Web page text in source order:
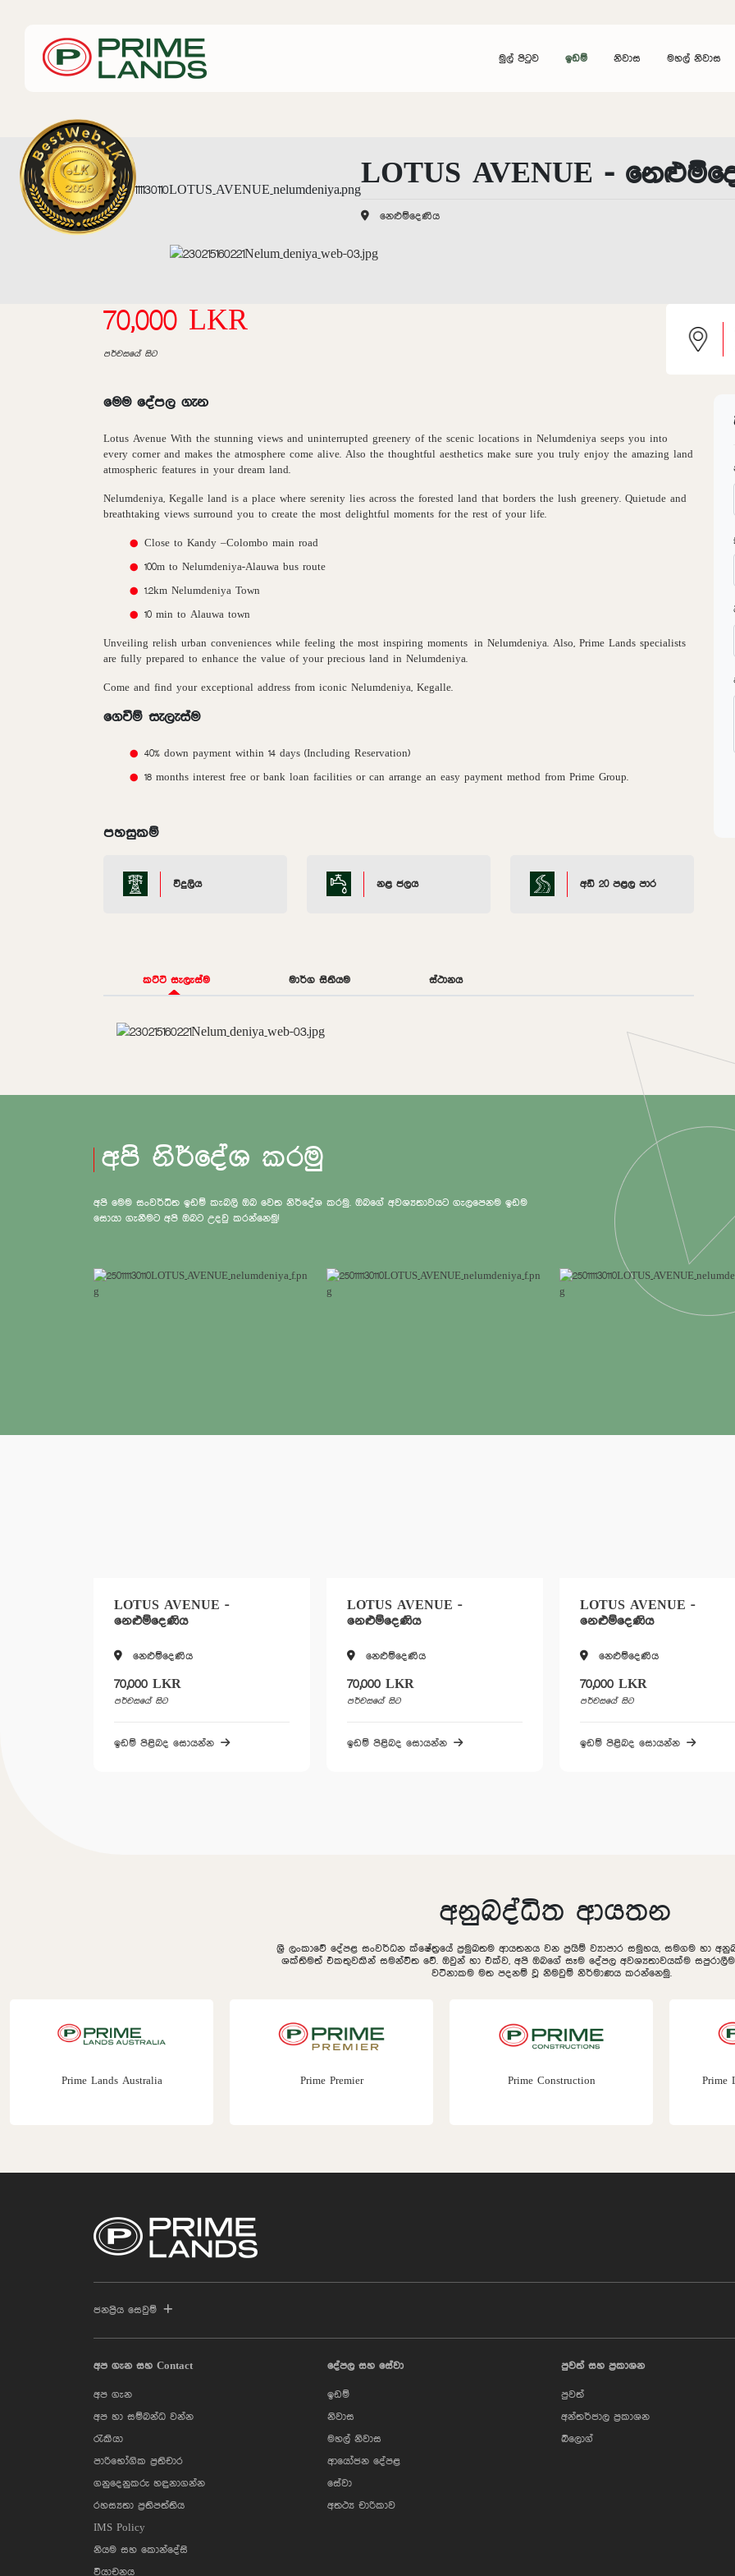
මුල් පිටුව ඉඩම් නිවාස මහල් නිවාස
LOTUS AVENUE -
නෙළුම්දෙණිය
70,000 LKR
පර්චසයේ සිට
මෙම දේපල ගැන
Lotus Avenue With the stunning views and uninterrupted greenery of the scenic locations in Nelumdeniya seeps you into
every corner and makes the atmosphere come alive. Also the thoughtful aesthetics make sure you truly enjoy the amazing land
atmospheric features in your dream land.
Nelumdeniya, Kegalle land is a place where serenity lies across the forested land that borders the lush greenery. Quietude and
breathtaking views surround you to create the most delightful moments for the rest of your life.
Close to Kandy –Colombo main road
100m to Nelumdeniya-Alauwa bus route
1.2km Nelumdeniya Town
10 min to Alauwa town
Unveiling relish urban conveniences while feeling the most inspiring moments in Nelumdeniya. Also, Prime Lands specialists
are fully prepared to enhance the value of your precious land in Nelumdeniya.
Come and find your exceptional address from iconic Nelumdeniya, Kegalle.
ගෙවීම් සැලැස්ම
40% down payment within 14 days (Including Reservation)
18 months interest free or bank loan facilities or can arrange an easy payment method from Prime Group.
පහසුකම්
විදුලිය නළ ජලය අඩි 20 පළල පාර
කට්ටි සැලැස්ම මාර්ග සිතියම ස්ථානය
අපි නිර්දේශ කරමු
අපි මෙම සංවර්ධිත ඉඩම් කැබලි ඔබ වෙත නිර්දේශ කරමු. ඔබගේ අවශ්‍යතාවයට ගැලපෙනම ඉඩම
සොයා ගැනීමට අපි ඔබට උදවු කරන්නෙමු!
LOTUS AVENUE -
නෙළුම්දෙණිය
නෙළුම්දෙණිය
70,000 LKR
පර්චසයේ සිට
ඉඩම් පිළිබද සොයන්න
LOTUS AVENUE -
නෙළුම්දෙණිය
නෙළුම්දෙණිය
70,000 LKR
පර්චසයේ සිට
ඉඩම් පිළිබද සොයන්න
LOTUS AVENUE -
නෙළුම්දෙණිය
නෙළුම්දෙණිය
70,000 LKR
පර්චසයේ සිට
ඉඩම් පිළිබද සොයන්න
අනුබද්ධිත ආයතන
ශ්‍රී ලංකාවේ දේපළ සංවර්ධන ක්ෂේත්‍රයේ ප්‍රමුඛතම ආයතනය වන ප්‍රයිම් ව්‍යාපාර සමුහය, සමගම හා
ශක්තිමත් එකතුවකින් සමන්විත වේ. ඔවුන් හා එක්ව, අපි ඔබගේ සෑම දේපල අවශ්‍යතාවයක්ම
වටිනාකම මත පදනම් වූ නිමවුම් නිර්මාණය කරන්නෙමු.
Prime Lands Australia Prime Premier Prime Construction Prime
ජනප්‍රිය සෙවුම්
අප ගැන සහ Contact
අප ගැන
අප හා සම්බන්ධ වන්න
රැකියා
පාරිභෝගික ප්‍රතිචාර
ගනුදෙනුකරු හඳුනාගන්න
රහස්‍යතා ප්‍රතිපත්තිය
IMS Policy
නියම සහ කොන්දේසි
වියාචනය
දේපල සහ සේවා
ඉඩම්
නිවාස
මහල් නිවාස
ආයෝජන දේපළ
සේවා
අතථ්‍ය චාරිකාව
පුවත් සහ ප්‍රකාශන
පුවත්
අන්තර්ජාල ප්‍රකාශන
බ්ලොග්